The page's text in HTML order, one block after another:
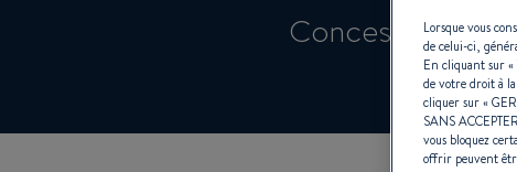
Lorsque vous
de celui-ci,
En cliquant sur «
de votre droit à
cliquer sur «
SANS ACCEPTER
vous bloquez
offrir peuvent